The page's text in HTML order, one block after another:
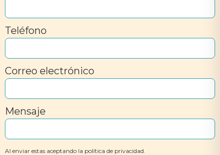
Teléfono
Correo electrónico
Mensaje
Al enviar estas aceptando la política de privacidad.